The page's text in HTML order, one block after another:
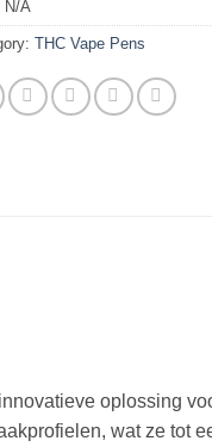
N/A
THC Vape Pens
oplossing
wat ze tot